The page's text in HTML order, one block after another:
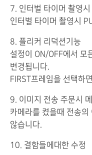
7. 인터벌 타이머 촬영
인터벌 타이머 촬영시
8. 플리커 리덕션기능
설정이 ON/OFF에서 모
변경됩니다.
FIRST프레임을 선택하
9. 이미지 전송 주문시
카메라를 켰을때 전송의
않습니다.
10. 결함들에대한 수정